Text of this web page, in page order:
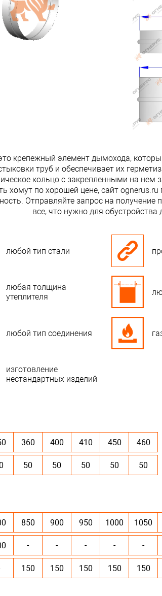
крепежный элемент дымохода,
труб и обеспечивает их
кольцо с закрепленными на нем
хомут по хорошей цене, сайт
Отправляйте запрос на получение
все, что нужно для обустройства
любой тип стали
любая толщина
утеплителя
любой тип соединения
изготовление
нестандартных изделий
360 400 410 450 460
50 50 50 50 50
850 900 950 1000 1050
- - - - -
150 150 150 150 150